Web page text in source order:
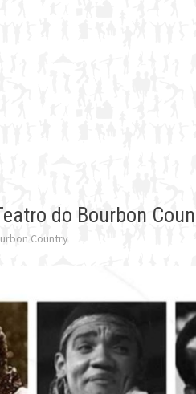
do Bourbon
Country